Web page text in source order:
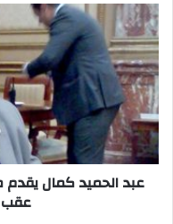
عبد
الحميد
كمال
يقدم
مشروع
قانون
عن
أسعار
العقارات
عقب
عبد الحميد كمال
عقب